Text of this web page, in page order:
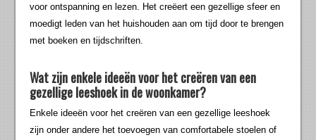
voor ontspanning en lezen. Het creëert een gezellige sfeer en
moedigt leden van het huishouden aan om tijd door te brengen
met boeken en tijdschriften.
Wat zijn enkele ideeën voor het creëren van een
gezellige leeshoek in de woonkamer?
Enkele ideeën voor het creëren van een gezellige leeshoek
zijn onder andere het toevoegen van comfortabele stoelen of